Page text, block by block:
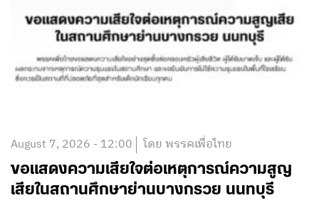
August 7, 2026 - 12:00 โดย พรรคเพื่อไทย
ขอแสดงความเสียใจต่อเหตุการณ์ความสูญ
เสียในสถานศึกษาย่านบางกรวย นนทบุรี